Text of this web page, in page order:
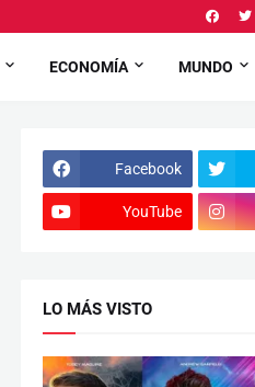
ECONOMÍA MUNDO
Facebook
YouTube
LO MÁS VISTO